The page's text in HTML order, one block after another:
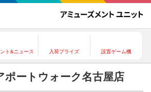
ト&ニュース 入荷プライズ 設置ゲーム機
ポートウォーク名古屋店